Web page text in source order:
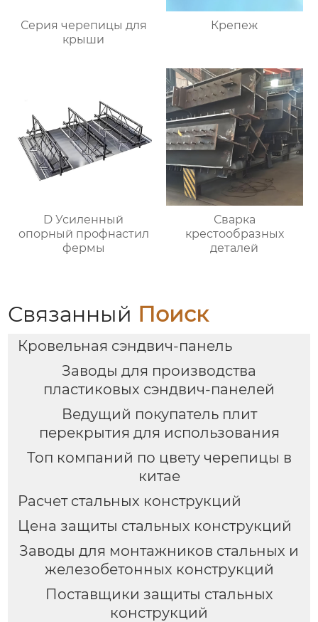
Серия черепицы для
крыши
Крепеж
D Усиленный
опорный профнастил
фермы
Сварка
крестообразных
деталей
Связанный Поиск
Кровельная сэндвич-панель
Заводы для производства
пластиковых сэндвич-панелей
Ведущий покупатель плит
перекрытия для использования
Топ компаний по цвету черепицы в
китае
Расчет стальных конструкций
Цена защиты стальных конструкций
Заводы для монтажников стальных и
железобетонных конструкций
Поставщики защиты стальных
конструкций